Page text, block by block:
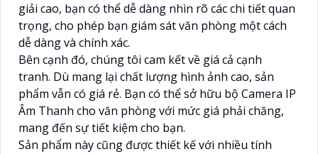
giải cao, bạn có thể dễ dàng nhìn rõ các chi tiết quan
trọng, cho phép bạn giám sát văn phòng một cách
dễ dàng và chính xác.
Bên cạnh đó, chúng tôi cam kết về giá cả cạnh
tranh. Dù mang lại chất lượng hình ảnh cao, sản
phẩm vẫn có giá rẻ. Bạn có thể sở hữu bộ Camera IP
Âm Thanh cho văn phòng với mức giá phải chăng,
mang đến sự tiết kiệm cho bạn.
Sản phẩm này cũng được thiết kế với nhiều tính